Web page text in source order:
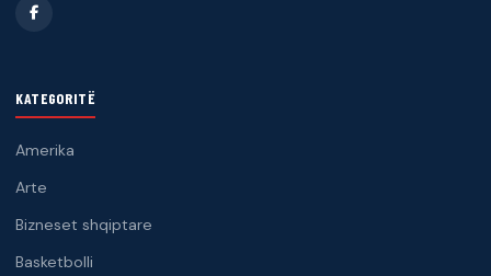
KATEGORITË
Amerika
Arte
Bizneset shqiptare
Basketbolli